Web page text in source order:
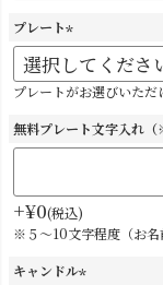
)
プレート
(
必
須
プレートがお選びいただ
無料プレート文字入れ
+¥0 税込
※５～10文字程度（お名
キャンドル